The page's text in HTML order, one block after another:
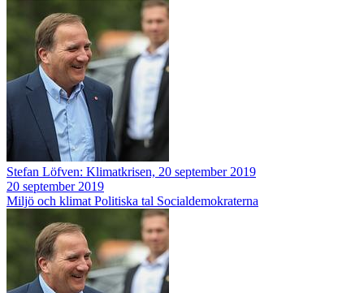
Stefan Löfven: Klimatkrisen, 20 september 2019
20 september 2019
Miljö och klimat Politiska tal Socialdemokraterna